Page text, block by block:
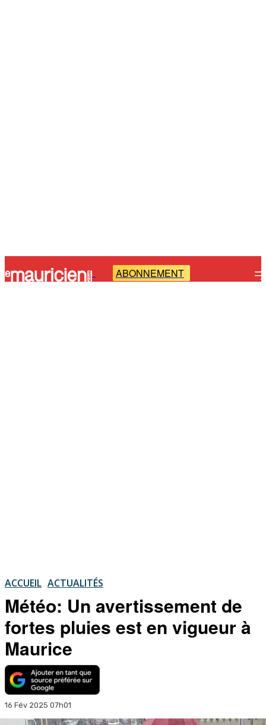
- ABONNEMENT
ACCUEIL ACTUALITÉS
Météo: Un avertissement de
fortes pluies est en vigueur à
Maurice
16 Fév 2025 07h01